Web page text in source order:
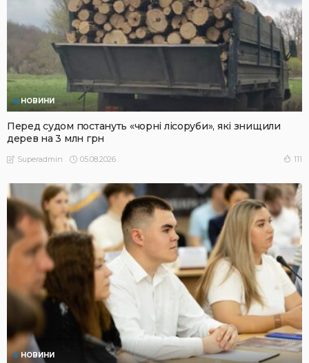
НОВИНИ
Перед судом постануть «чорні лісоруби», які знищили
дерев на 3 млн грн
Superadmin 05.08.2026 111
НОВИНИ